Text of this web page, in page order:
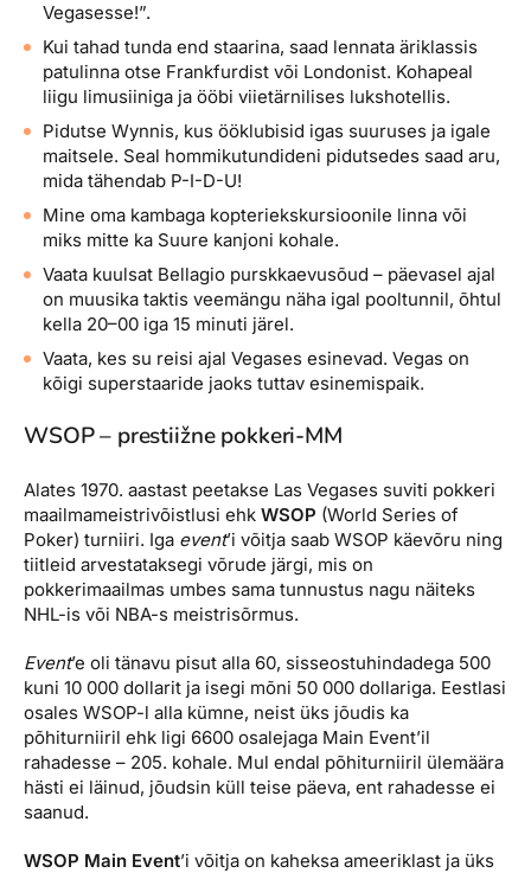
Vegasesse!”.
Kui tahad tunda end staarina, saad lennata äriklassis
patulinna otse Frankfurdist või Londonist. Kohapeal
liigu limusiiniga ja ööbi viietärnilises lukshotellis.
Pidutse Wynnis, kus ööklubisid igas suuruses ja igale
maitsele. Seal hommikutundideni pidutsedes saad aru,
mida tähendab P-I-D-U!
Mine oma kambaga kopteriekskursioonile linna või
miks mitte ka Suure kanjoni kohale.
Vaata kuulsat Bellagio purskkaevusõud – päevasel ajal
on muusika taktis veemängu näha igal pooltunnil, õhtul
kella 20–00 iga 15 minuti järel.
Vaata, kes su reisi ajal Vegases esinevad. Vegas on
kõigi superstaaride jaoks tuttav esinemispaik.
WSOP – prestiižne pokkeri-MM
Alates 1970. aastast peetakse Las Vegases suviti pokkeri
maailmameistrivõistlusi ehk WSOP (World Series of
Poker) turniiri. Iga event’i võitja saab WSOP käevõru ning
tiitleid arvestataksegi võrude järgi, mis on
pokkerimaailmas umbes sama tunnustus nagu näiteks
NHL-is või NBA-s meistrisõrmus.
Event’e oli tänavu pisut alla 60, sisseostuhindadega 500
kuni 10 000 dollarit ja isegi mõni 50 000 dollariga. Eestlasi
osales WSOP-l alla kümne, neist üks jõudis ka
põhiturniiril ehk ligi 6600 osalejaga Main Event’il
rahadesse – 205. kohale. Mul endal põhiturniiril ülemäära
hästi ei läinud, jõudsin küll teise päeva, ent rahadesse ei
saanud.
WSOP Main Event’i võitja on kaheksa ameeriklast ja üks